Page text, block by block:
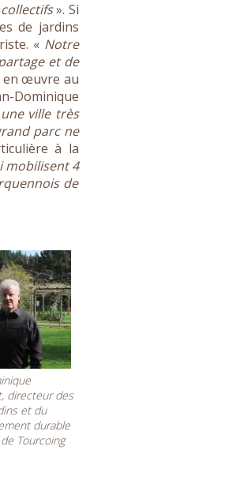
». Si
de jardins
« Notre
et de
en œuvre au
Dominique
ville très
parc ne
à la
mobilisent 4
de
directeur des
et du
durable
Tourcoing